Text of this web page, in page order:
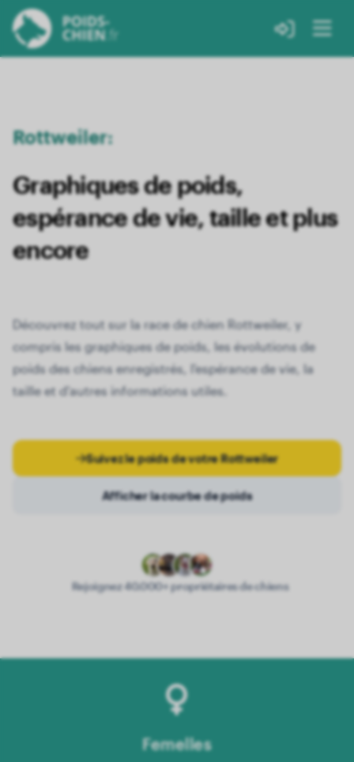
Rottweiler:
Graphiques de poids,
espérance de vie, taille et plus
encore
Découvrez tout sur la race de chien Rottweiler, y
compris les graphiques de poids, les évolutions de
poids des chiens enregistrés, l'espérance de vie, la
taille et d'autres informations utiles.
Suivez le poids de votre Rottweiler
Afficher la courbe de poids
Rejoignez 40.000+ propriétaires de chiens
Femelles